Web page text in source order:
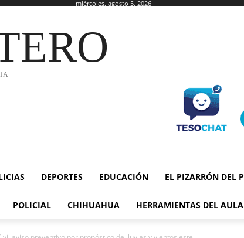
miércoles, agosto 5, 2026
DEPORTES EDUCACIÓN EL PIZARRÓN DEL
POLICIAL CHIHUAHUA HERRAMIENTAS DEL AULA